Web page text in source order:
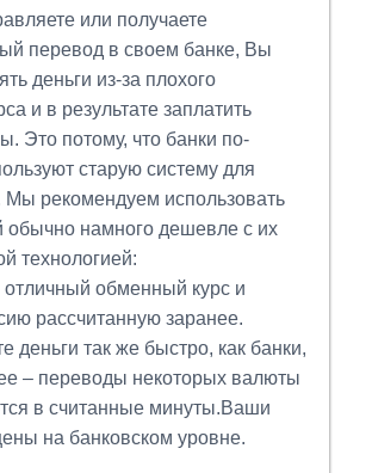
или получаете
перевод в своем банке, Вы
деньги из-за плохого
и в результате заплатить
Это потому, что банки по-
старую систему для
Мы рекомендуем использовать
обычно намного дешевле с их
технологией:
отличный обменный курс и
рассчитанную заранее.
деньги так же быстро, как банки,
– переводы некоторых валюты
в считанные минуты.Ваши
на банковском уровне.